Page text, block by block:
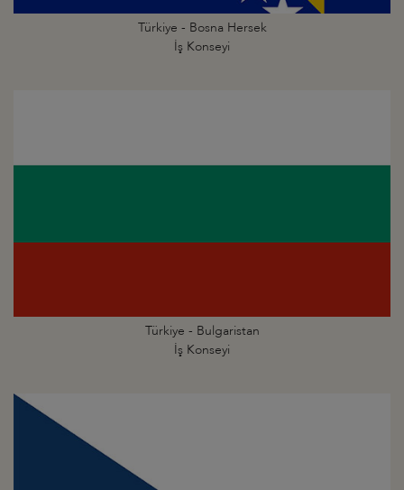
Türkiye - Bosna Hersek
İş Konseyi
Türkiye - Bulgaristan
İş Konseyi